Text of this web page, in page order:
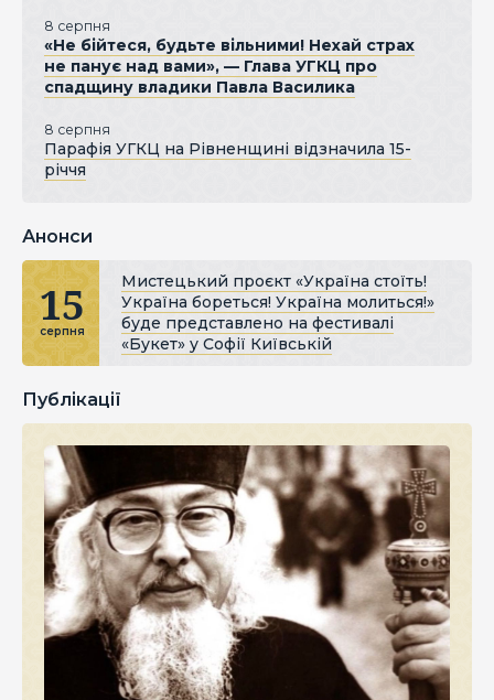
8 серпня
«Не бійтеся, будьте вільними! Нехай страх
не панує над вами», — Глава УГКЦ про
спадщину владики Павла Василика
8 серпня
Парафія УГКЦ на Рівненщині відзначила 15-
річчя
Анонси
15
серпня
Мистецький проєкт «Україна стоїть!
Україна бореться! Україна молиться!»
буде представлено на фестивалі
«Букет» у Софії Київській
Публікації